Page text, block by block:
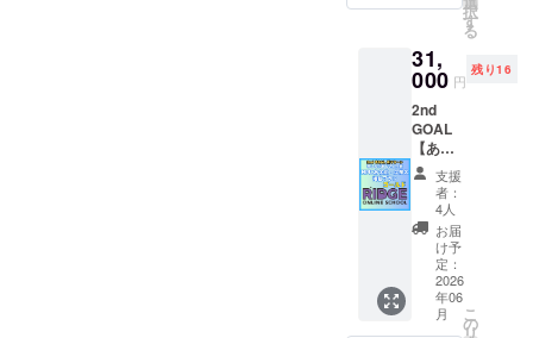
にはこ
う見え
ている
（秀和
システ
ム）」
２冊に
サイン
とメッ
セー
ジ！さ
らには
発達凸
凹解説
の特典
ンライ
相談ま
たは、
オンラ
イン特
別支援
教育相
談を６
０分
（２回
分相
当）を
受ける
ことが
できま
す。
択
す
る
31,
000 円
残り16
2nd
GOAL
【あし
ながお
じさん
応援
HPにお
名前・
企業
名 掲
載プラ
ン
支援
者：
4人
お届
け予
定：
2026
年06
月
こ
の
リ